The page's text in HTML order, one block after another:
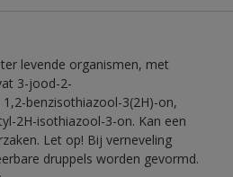
levende organismen, met
3-jood-2-
benzisothiazool-3(2H)-on,
2H-isothiazool-3-on. Kan een
Let op! Bij verneveling
druppels worden gevormd.